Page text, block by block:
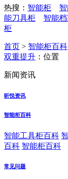
热搜： 智能柜
能刀具柜
智能
柜
首页 > 智能柜百科
双重提升 ：位置
新闻资讯
昕悦资讯
智能柜百科
智能工具柜百科
百科 智能柜百科
常见问题